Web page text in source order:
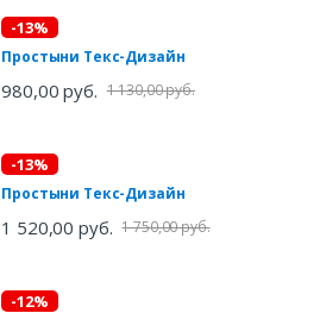
-13%
Простыни Текс-Дизайн
980,00 руб. 1 130,00 руб.
-13%
Простыни Текс-Дизайн
1 520,00 руб. 1 750,00 руб.
-12%